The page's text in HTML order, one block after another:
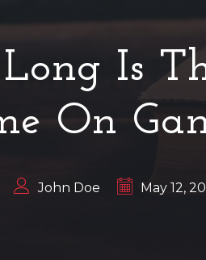
Is
On
John Doe May 12,